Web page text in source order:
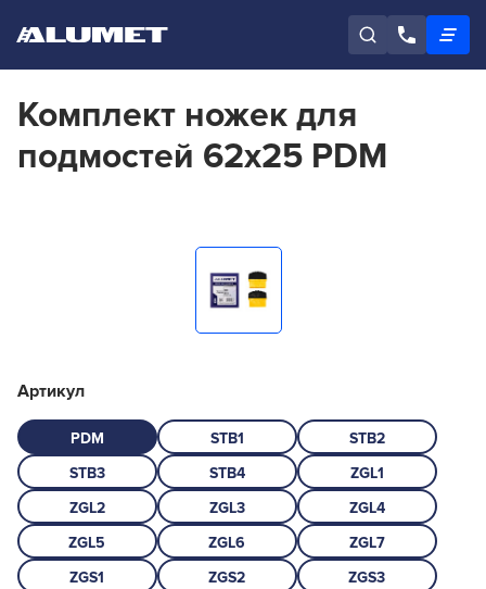
Комплект ножек для
подмостей 62х25 PDM
Артикул
PDM STB1
STB2
STB3
STB4
ZGL1
ZGL2
ZGL3
ZGL4
ZGL5
ZGL6
ZGL7
ZGS1
ZGS2
ZGS3